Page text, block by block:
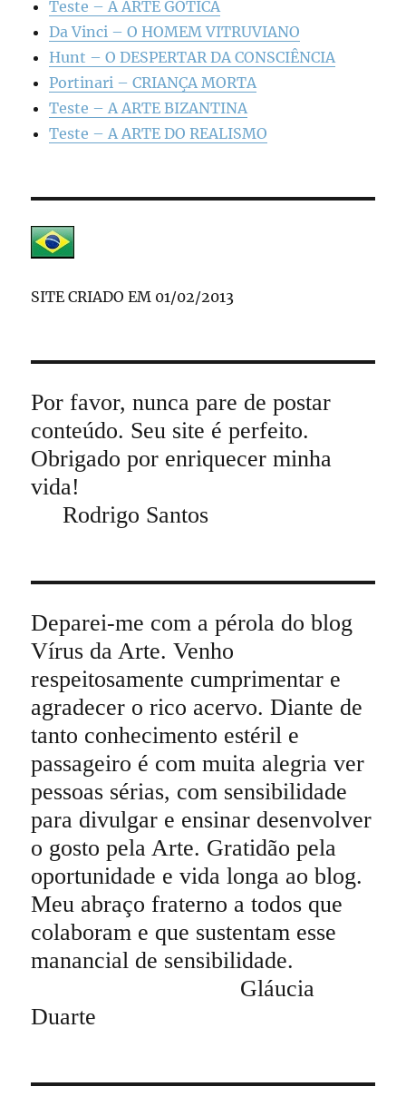
Teste – A ARTE GÓTICA
Da Vinci – O HOMEM VITRUVIANO
Hunt – O DESPERTAR DA CONSCIÊNCIA
Portinari – CRIANÇA MORTA
Teste – A ARTE BIZANTINA
Teste – A ARTE DO REALISMO
SITE CRIADO EM 01/02/2013
Por favor, nunca pare de postar
conteúdo. Seu site é perfeito.
Obrigado por enriquecer minha
vida!
Rodrigo Santos
Deparei-me com a pérola do blog
Vírus da Arte. Venho
respeitosamente cumprimentar e
agradecer o rico acervo. Diante de
tanto conhecimento estéril e
passageiro é com muita alegria ver
pessoas sérias, com sensibilidade
para divulgar e ensinar desenvolver
o gosto pela Arte. Gratidão pela
oportunidade e vida longa ao blog.
Meu abraço fraterno a todos que
colaboram e que sustentam esse
manancial de sensibilidade.
Gláucia
Duarte